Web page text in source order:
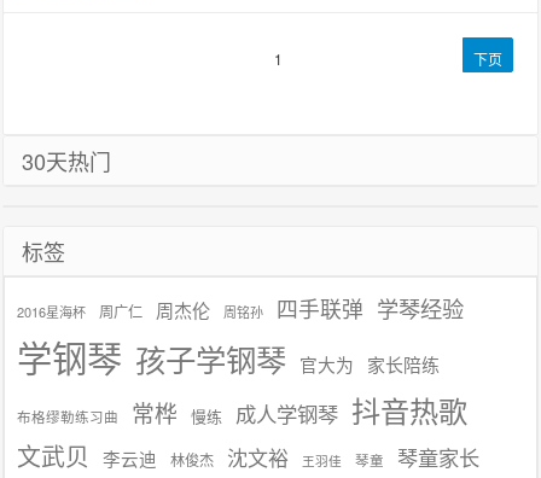
航
1
下页
30天热门
标签
2016星海杯 周广仁 周杰伦 周铭孙 四手联弹 学琴经验
学钢琴 孩子学钢琴 官大为 家长陪练
布格缪勒练习曲 常桦 慢练 成人学钢琴 抖音热歌
文武贝 李云迪 林俊杰 沈文裕 王羽佳 琴童 琴童家长